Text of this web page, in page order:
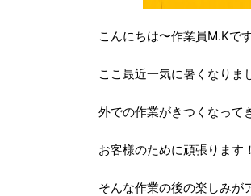
こんにちは〜作業員M.Kで
ここ最近一気に暑くなりま
外での作業がきつくなって
お客様のために頑張ります
そんな作業の後の楽しみが